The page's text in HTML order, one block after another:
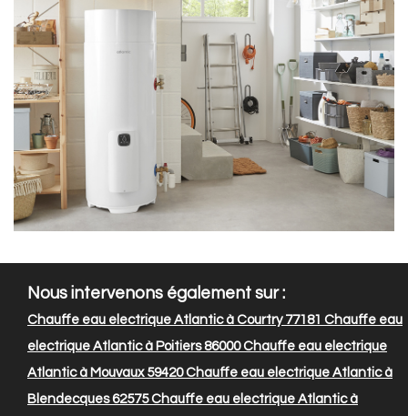
Nous intervenons également sur :
Chauffe eau electrique Atlantic à Courtry 77181 Chauffe eau
electrique Atlantic à Poitiers 86000Chauffe eau electrique
Atlantic à Mouvaux 59420Chauffe eau electrique Atlantic à
Blendecques 62575Chauffe eau electrique Atlantic à